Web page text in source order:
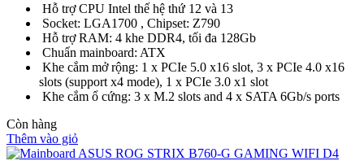
Hỗ trợ CPU Intel thế hệ thứ 12 và 13
Socket: LGA1700 , Chipset: Z790
Hỗ trợ RAM: 4 khe DDR4, tối đa 128Gb
Chuẩn mainboard: ATX
Khe cắm mở rộng: 1 x PCIe 5.0 x16 slot, 3 x PCIe 4.0 x16
slots (support x4 mode), 1 x PCIe 3.0 x1 slot
Khe cắm ổ cứng: 3 x M.2 slots and 4 x SATA 6Gb/s ports
Còn hàng
Thêm vào giỏ